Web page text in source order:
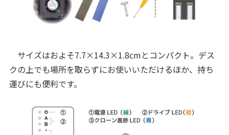
サイズはおよそ7.7×14.3×1.8cmとコンパクト。デス
クの上でも場所を取らずにお使いいただけるほか、持ち
運びにも便利です。